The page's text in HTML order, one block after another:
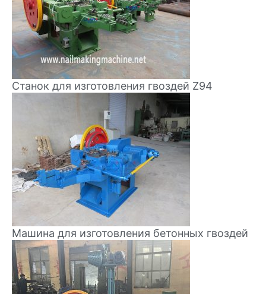
Станок для изготовления гвоздей Z94
Машина для изготовления бетонных гвоздей